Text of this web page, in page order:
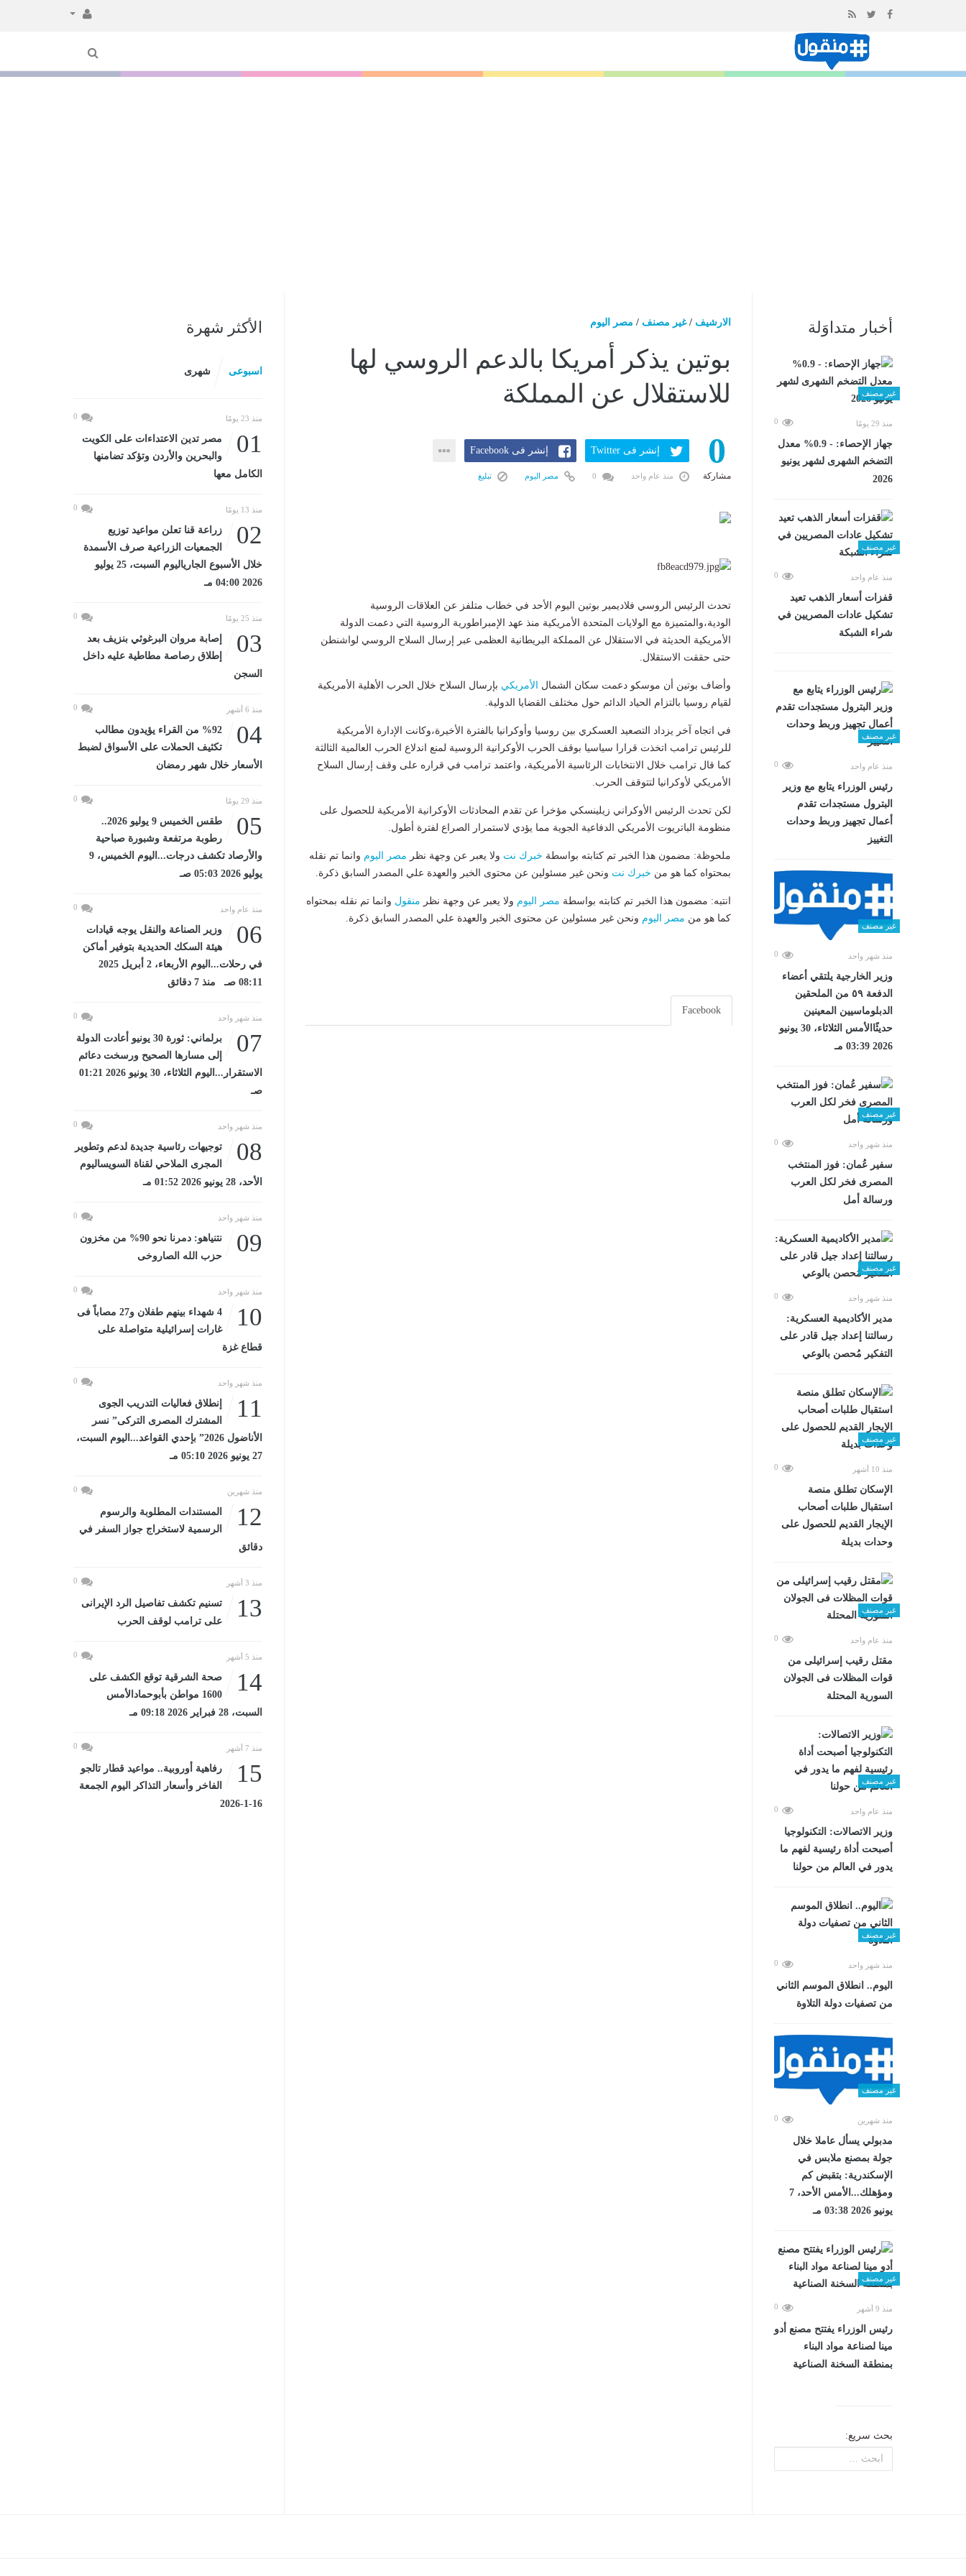
المحتوى
أخبار متداوَلة
غير مصنف
منذ 29 يومًا 0
جهاز الإحصاء: - 0.9% معدل
التضخم الشهرى لشهر يونيو
2026
غير مصنف
منذ عام واحد 0
قفزات أسعار الذهب تعيد
تشكيل عادات المصريين في
شراء الشبكة
غير مصنف
منذ عام واحد 0
رئيس الوزراء يتابع مع وزير
البترول مستجدات تقدم
أعمال تجهيز وربط وحدات
التغييز
غير مصنف
منذ شهر واحد 0
وزير الخارجية يلتقي أعضاء
الدفعة ٥٩ من الملحقين
الدبلوماسيين المعينين
حديثًاالأمس الثلاثاء، 30 يونيو
2026 03:39 مـ
غير مصنف
منذ شهر واحد 0
سفير عُمان: فوز المنتخب
المصرى فخر لكل العرب
ورسالة أمل
غير مصنف
منذ شهر واحد 0
مدير الأكاديمية العسكرية:
رسالتنا إعداد جيل قادر على
التفكير مُحصن بالوعي
غير مصنف
منذ 10 أشهر 0
الإسكان تطلق منصة
استقبال طلبات أصحاب
الإيجار القديم للحصول على
وحدات بديلة
غير مصنف
منذ عام واحد 0
مقتل رقيب إسرائيلى من
قوات المظلات فى الجولان
السورية المحتلة
غير مصنف
منذ عام واحد 0
وزير الاتصالات: التكنولوجيا
أصبحت أداة رئيسية لفهم ما
يدور في العالم من حولنا
غير مصنف
منذ شهر واحد 0
اليوم.. انطلاق الموسم الثاني
من تصفيات دولة التلاوة
غير مصنف
منذ شهرين 0
مدبولي يسأل عاملا خلال
جولة بمصنع ملابس في
الإسكندرية: بتقبض كم
ومؤهلك...الأمس الأحد، 7
يونيو 2026 03:38 مـ
غير مصنف
منذ 9 أشهر 0
رئيس الوزراء يفتتح مصنع أدو
مينا لصناعة مواد البناء
بمنطقة السخنة الصناعية
بحث سريع:
الارشيف /غير مصنف / مصر اليوم
بوتين يذكر أمريكا بالدعم الروسي لها
للاستقلال عن المملكة
0
مشاركة
إنشر فى Twitter إنشر فى Facebook
منذ عام واحد مصر اليوم تبليغ
تحدث الرئيس الروسي فلاديمير بوتين اليوم الأحد في خطاب متلفز عن العلاقات الروسية
الودية،والمتميزة مع الولايات المتحدة الأمريكية منذ عهد الإمبراطورية الروسية التي دعمت الدولة
الأمريكية الحديثة في الاستقلال عن المملكة البريطانية العظمى عبر إرسال السلاح الروسي لواشنطن
حتى حققت الاستقلال.
وأضاف بوتين أن موسكو دعمت سكان الشمال الأمريكي بإرسال السلاح خلال الحرب الأهلية الأمريكية
لقيام روسيا بالتزام الحياد الدائم حول مختلف القضايا الدولية.
في اتجاه آخر يزداد التصعيد العسكري بين روسيا وأوكرانيا بالفترة الأخيرة،وكانت الإدارة الأمريكية
للرئيس ترامب اتخذت قرارا سياسيا بوقف الحرب الأوكرانية الروسية لمنع اندلاع الحرب العالمية الثالثة
كما قال ترامب خلال الانتخابات الرئاسية الأمريكية، واعتمد ترامب في قراره على وقف إرسال السلاح
الأمريكي لأوكرانيا لتتوقف الحرب.
لكن تحدث الرئيس الأوكراني زيلينسكي مؤخرا عن تقدم المحادثات الأوكرانية الأمريكية للحصول على
منظومة الباتريوت الأمريكي الدفاعية الجوية مما يؤدي لاستمرار الصراع لفترة أطول.
ملحوظة: مضمون هذا الخبر تم كتابته بواسطة خبرك نت ولا يعبر عن وجهة نظر مصر اليوم وانما تم نقله
بمحتواه كما هو من خبرك نت ونحن غير مسئولين عن محتوى الخبر والعهدة علي المصدر السابق ذكرة.
انتبه: مضمون هذا الخبر تم كتابته بواسطة مصر اليوم ولا يعبر عن وجهة نظر منقول وانما تم نقله بمحتواه
كما هو من مصر اليوم ونحن غير مسئولين عن محتوى الخبر والعهدة علي المصدر السابق ذكرة.
Facebook
الأكثر شهرة
اسبوعى شهرى
منذ 23 يومًا 0
01
مصر تدين الاعتداءات على الكويت
والبحرين والأردن وتؤكد تضامنها
الكامل معها
منذ 13 يومًا 0
02
زراعة قنا تعلن مواعيد توزيع
الجمعيات الزراعية صرف الأسمدة
خلال الأسبوع الجارياليوم السبت، 25 يوليو
2026 04:00 مـ
منذ 25 يومًا 0
03
إصابة مروان البرغوثي بنزيف بعد
إطلاق رصاصة مطاطية عليه داخل
السجن
منذ 6 أشهر 0
04
%92 من القراء يؤيدون مطالب
تكثيف الحملات على الأسواق لضبط
الأسعار خلال شهر رمضان
منذ 29 يومًا 0
05
طقس الخميس 9 يوليو 2026..
رطوبة مرتفعة وشبورة صباحية
والأرصاد تكشف درجات...اليوم الخميس، 9
يوليو 2026 05:03 صـ
منذ عام واحد 0
06
وزير الصناعة والنقل يوجه قيادات
هيئة السكك الحديدية بتوفير أماكن
في رحلات...اليوم الأربعاء، 2 أبريل 2025
08:11 صـ منذ 7 دقائق
منذ شهر واحد 0
07
برلماني: ثورة 30 يونيو أعادت الدولة
إلى مسارها الصحيح ورسخت دعائم
الاستقرار...اليوم الثلاثاء، 30 يونيو 2026 01:21
صـ
منذ شهر واحد 0
08
توجيهات رئاسية جديدة لدعم وتطوير
المجرى الملاحي لقناة السويساليوم
الأحد، 28 يونيو 2026 01:52 مـ
منذ شهر واحد 0
09
نتنياهو: دمرنا نحو 90% من مخزون
حزب الله الصاروخى
منذ شهر واحد 0
10
4 شهداء بينهم طفلان و27 مصاباً فى
غارات إسرائيلية متواصلة على
قطاع غزة
منذ شهر واحد 0
11
إنطلاق فعاليات التدريب الجوى
المشترك المصرى التركى” نسر
الأناضول 2026” بإحدي القواعد...اليوم السبت،
27 يونيو 2026 05:10 مـ
منذ شهرين 0
12
المستندات المطلوبة والرسوم
الرسمية لاستخراج جواز السفر في
دقائق
منذ 3 أشهر 0
13
تسنيم تكشف تفاصيل الرد الإيرانى
على ترامب لوقف الحرب
منذ 5 أشهر 0
14
صحة الشرقية توقع الكشف على
1600 مواطن بأبوحمادالأمس
السبت، 28 فبراير 2026 09:18 مـ
منذ 7 أشهر 0
15
رفاهية أوروبية.. مواعيد قطار تالجو
الفاخر وأسعار التذاكر اليوم الجمعة
16-1-2026